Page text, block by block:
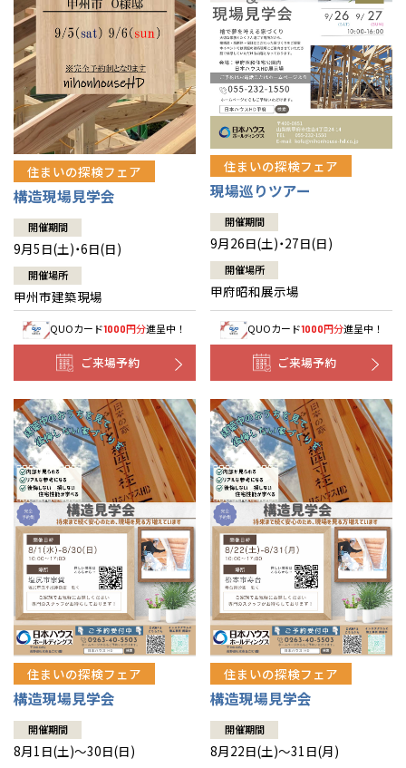
住まいの探検フェア
構造現場見学会
開催期間
9月5日(土)・6日(日)
開催場所
甲州市建築現場
QUOカード1000円分進呈中！
ご来場予約
住まいの探検フェア
現場巡りツアー
開催期間
9月26日(土)・27日(日)
開催場所
甲府昭和展示場
QUOカード1000円分進呈中！
ご来場予約
住まいの探検フェア
構造現場見学会
開催期間
8月1日(土)～30日(日)
住まいの探検フェア
構造現場見学会
開催期間
8月22日(土)～31日(月)